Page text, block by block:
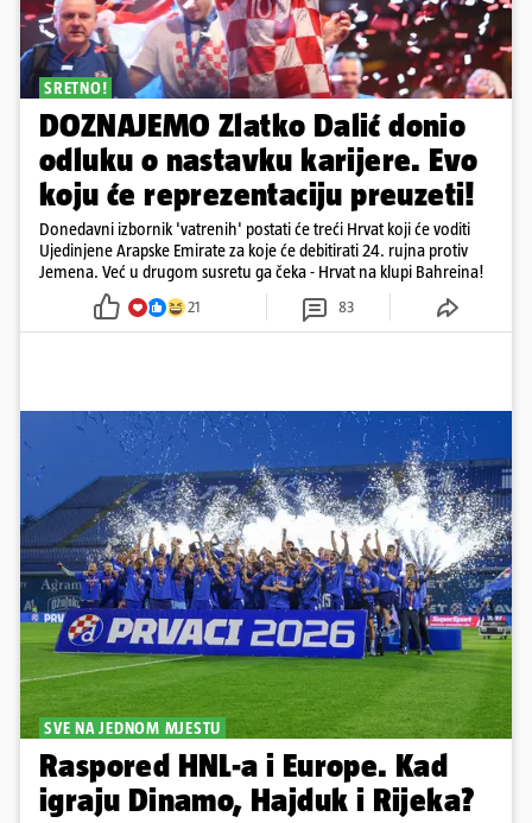
SRETNO!
DOZNAJEMO Zlatko Dalić donio
odluku o nastavku karijere. Evo
koju će reprezentaciju preuzeti!
Donedavni izbornik 'vatrenih' postati će treći Hrvat koji će voditi
Ujedinjene Arapske Emirate za koje će debitirati 24. rujna protiv
Jemena. Već u drugom susretu ga čeka - Hrvat na klupi Bahreina!
21 83
SVE NA JEDNOM MJESTU
Raspored HNL-a i Europe. Kad
igraju Dinamo, Hajduk i Rijeka?